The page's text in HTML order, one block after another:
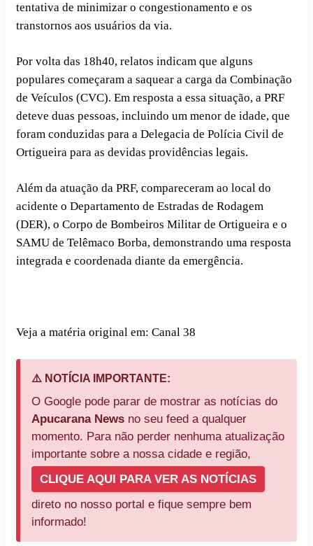
tentativa de minimizar o congestionamento e os
transtornos aos usuários da via.
Por volta das 18h40, relatos indicam que alguns
populares começaram a saquear a carga da Combinação
de Veículos (CVC). Em resposta a essa situação, a PRF
deteve duas pessoas, incluindo um menor de idade, que
foram conduzidas para a Delegacia de Polícia Civil de
Ortigueira para as devidas providências legais.
Além da atuação da PRF, compareceram ao local do
acidente o Departamento de Estradas de Rodagem
(DER), o Corpo de Bombeiros Militar de Ortigueira e o
SAMU de Telêmaco Borba, demonstrando uma resposta
integrada e coordenada diante da emergência.
Veja a matéria original em: Canal 38
⚠️ NOTÍCIA IMPORTANTE:
O Google pode parar de mostrar as notícias do
Apucarana News no seu feed a qualquer
momento. Para não perder nenhuma atualização
importante sobre a nossa cidade e região,
CLIQUE AQUI PARA VER AS NOTÍCIAS
direto no nosso portal e fique sempre bem
informado!